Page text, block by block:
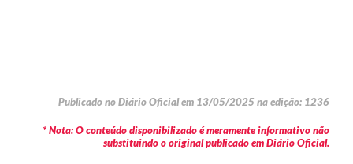
Publicado no Diário Oficial em 13/05/2025 na edição: 1236
* Nota: O conteúdo disponibilizado é meramente informativo não
substituindo o original publicado em Diário Oficial.